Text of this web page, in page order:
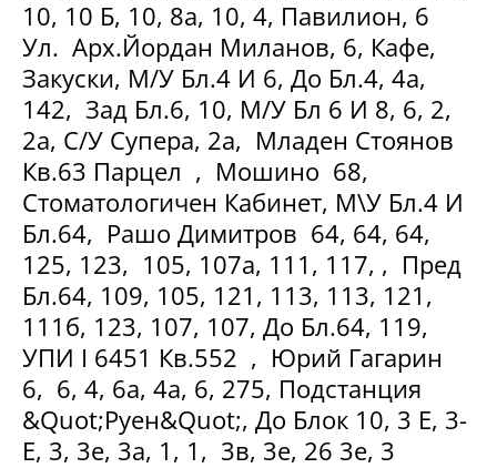
10, 10 Б, 10, 8а, 10, 4, Павилион, 6
Ул. Арх.Йордан Миланов, 6, Кафе,
Закуски, М/У Бл.4 И 6, До Бл.4, 4а,
142, Зад Бл.6, 10, М/У Бл 6 И 8, 6, 2,
2а, С/У Супера, 2а, Младен Стоянов
Кв.63 Парцел , Мошино 68,
Стоматологичен Кабинет, М\У Бл.4 И
Бл.64, Рашо Димитров 64, 64, 64,
125, 123, 105, 107а, 111, 117, , Пред
Бл.64, 109, 105, 121, 113, 113, 121,
111б, 123, 107, 107, До Бл.64, 119,
УПИ I 6451 Кв.552 , Юрий Гагарин
6, 6, 4, 6а, 4а, 6, 275, Подстанция
&Quot;Руен&Quot;, До Блок 10, 3 Е, 3-
Е, 3, 3е, 3а, 1, 1, 3в, 3е, 26 3е, 3